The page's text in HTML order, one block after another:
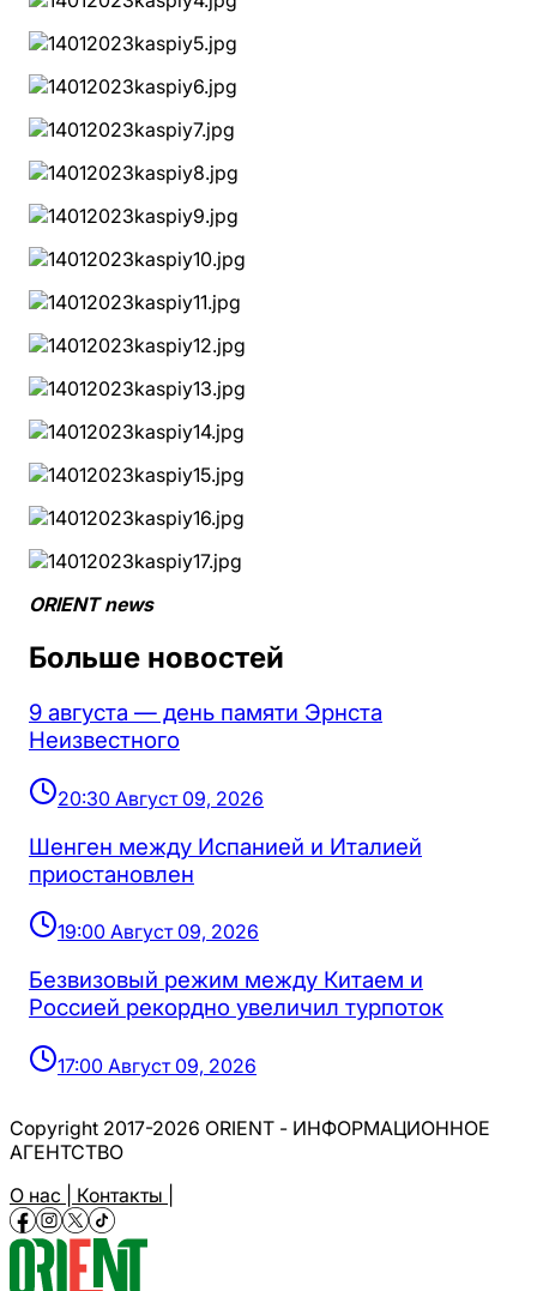
ORIENT news
Больше новостей
9 августа — день памяти Эрнста
Неизвестного
20:30 Август 09, 2026
Шенген между Испанией и Италией
приостановлен
19:00 Август 09, 2026
Безвизовый режим между Китаем и
Россией рекордно увеличил турпоток
17:00 Август 09, 2026
Copyright 2017-2026 ORIENT - ИНФОРМАЦИОННОЕ
АГЕНТСТВО
О нас | Контакты |